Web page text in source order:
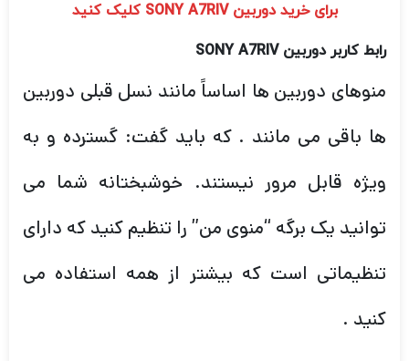
برای خرید دوربین SONY A7RIV کلیک کنید
رابط کاربر دوربینSONY A7RIV
منوهای دوربین ها اساساً مانند نسل قبلی دوربین
ها باقی می مانند . که باید گفت: گسترده و به
ویژه قابل مرور نیستند. خوشبختانه شما می
توانید یک برگه “منوی من” را تنظیم کنید که دارای
تنظیماتی است که بیشتر از همه استفاده می
کنید .